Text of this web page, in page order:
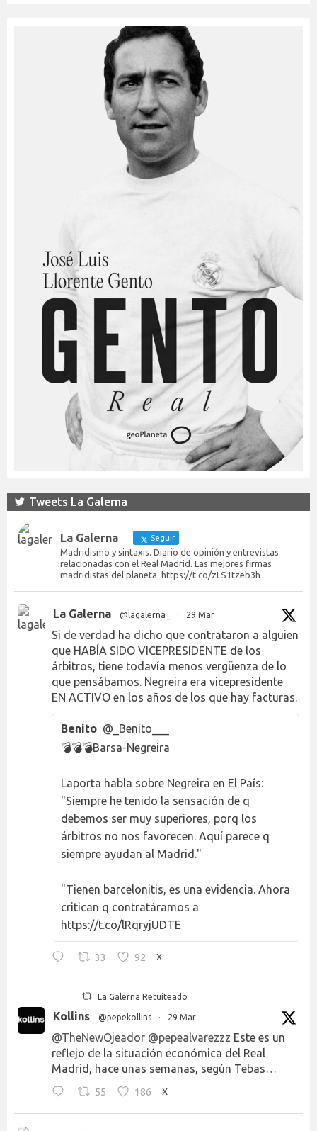
Tweets La Galerna
La Galerna Seguir
Madridismo y sintaxis. Diario de opinión y entrevistas
relacionadas con el Real Madrid. Las mejores firmas
madridistas del planeta. https://t.co/zLS1tzeb3h
La Galerna @lagalerna_ · 29 Mar
Si de verdad ha dicho que contrataron a alguien
que HABÍA SIDO VICEPRESIDENTE de los
árbitros, tiene todavía menos vergüenza de lo
que pensábamos. Negreira era vicepresidente
EN ACTIVO en los años de los que hay facturas.
Benito @_Benito___
💣💣💣Barsa-Negreira
Laporta habla sobre Negreira en El País:
"Siempre he tenido la sensación de q
debemos ser muy superiores, porq los
árbitros no nos favorecen. Aquí parece q
siempre ayudan al Madrid."
"Tienen barcelonitis, es una evidencia. Ahora
critican q contratáramos a
https://t.co/lRqryjUDTE
33 92 X
La Galerna Retuiteado
Kollins @pepekollins · 29 Mar
@TheNewOjeador @pepealvarezzz Este es un
reflejo de la situación económica del Real
Madrid, hace unas semanas, según Tebas…
55 186 X